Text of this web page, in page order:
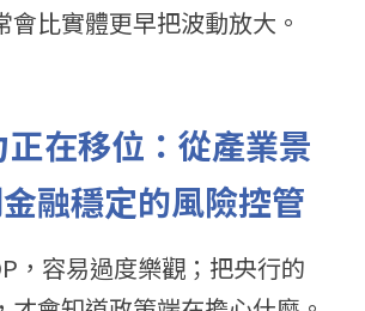
會比實體更早把波動放大。
在移位：從產業景
融穩定的風險控管
，容易過度樂觀；把央行的